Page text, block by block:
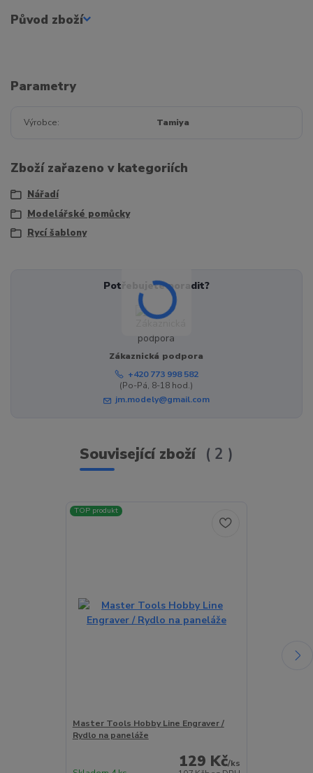
Původ zboží
Parametry
Výrobce Tamiya
Zboží zařazeno v kategoriích
Nářadí
Modelářské pomůcky
Rycí šablony
Potřebujete poradit?
Zákaznická podpora
+420 773 998 582
(Po-Pá, 8-18 hod.)
jm.modely@gmail.com
Související zboží 2
TOP produkt
Master Tools Hobby Line Engraver /
Rydlo na paneláže
129 Kč/ks